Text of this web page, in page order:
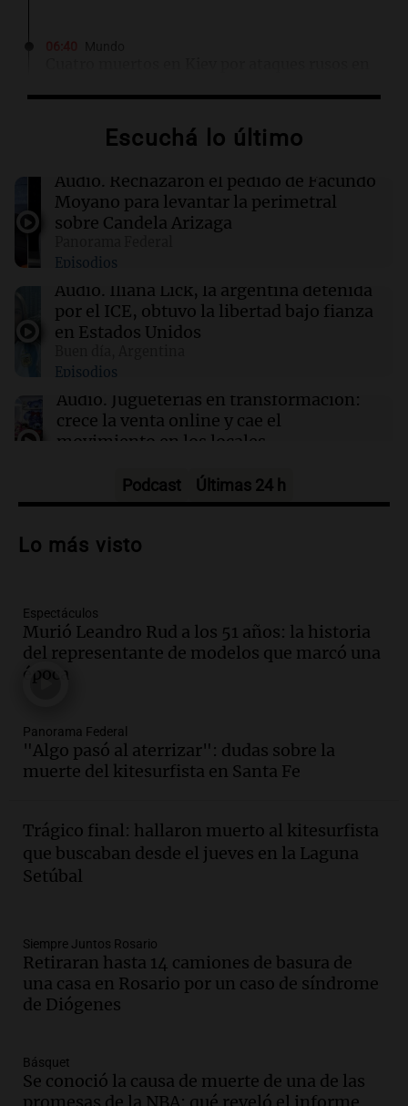
Sociedad
provincias están afectadas este sábado
06:05 Cadena 3 Mundo
de Justicia de Trump en una ajustada votación
00:32 Clima
Clima en Salta: cómo estará el tiempo este
Escuchá lo último
Audio. Rechazaron el pedido de Facundo
Moyano para levantar la perimetral
sobre Candela Arizaga
Episodios
Audio. Iliana Lick, la argentina detenida
por el ICE, obtuvo la libertad bajo fianza
en Estados Unidos
Episodios
Audio. Jugueterías en transformación:
crece la venta online y cae el
movimiento en los locales
qué consecuencias tiene ceder siempre
Audio.
Argentino del Alfajor en el Estadio de
Ferro este fin de semana
Panorama Federal
Audio.El evento más federal del año
reunirá a más de 80 expositores con
sabores únicos
Audio.Mariano Moreno: pasiones
intensas y su legado en la revolución
argentina
Audio.El Ensamble Municipal de Música
Ciudadana de Córdoba deleitó a los
oyentes de la radio a puro tango
Amamos Argentina
Audio.
Marcelo Lamberti (Rosario Central 2 - 1
Aldosivi)
Podcast Últimas 24 h
Lo más visto
Espectáculos
Murió Leandro Rud a los 51 años: la historia
del representante de modelos que marcó una
época
Panorama Federal
"Algo pasó al aterrizar": dudas sobre la
muerte del kitesurfista en Santa Fe
Trágico final: hallaron muerto al kitesurfista
que buscaban desde el jueves en la Laguna
Setúbal
Siempre Juntos Rosario
Retiraran hasta 14 camiones de basura de
una casa en Rosario por un caso de síndrome
de Diógenes
Básquet
Se conoció la causa de muerte de una de las
promesas de la NBA: qué reveló el informe